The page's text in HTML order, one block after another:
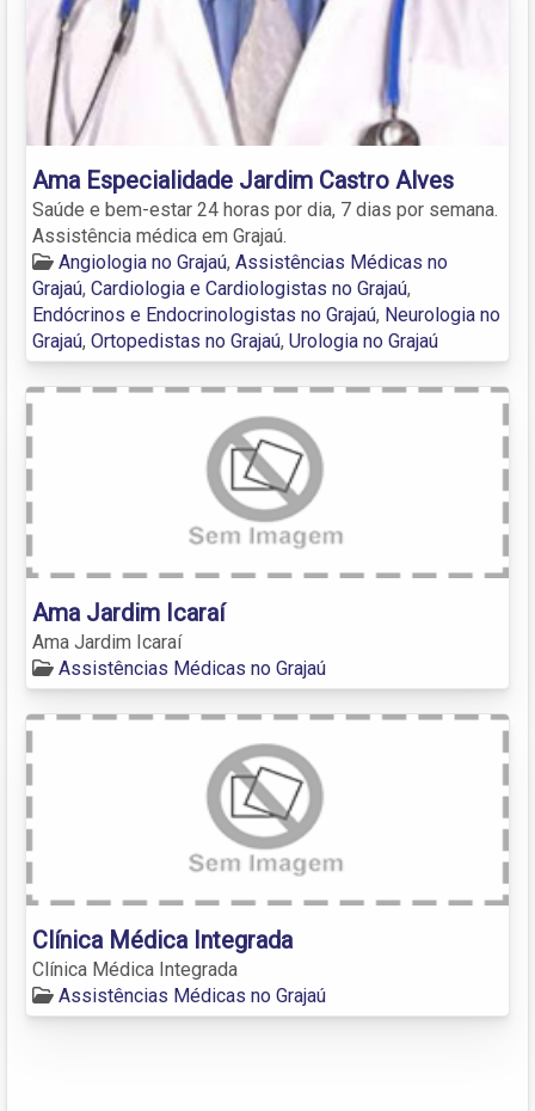
Ama Especialidade Jardim Castro Alves
Saúde e bem-estar 24 horas por dia, 7 dias por semana.
Assistência médica em Grajaú.
Angiologia no Grajaú, Assistências Médicas no
Grajaú, Cardiologia e Cardiologistas no Grajaú,
Endócrinos e Endocrinologistas no Grajaú, Neurologia no
Grajaú, Ortopedistas no Grajaú, Urologia no Grajaú
Ama Jardim Icaraí
Ama Jardim Icaraí
Assistências Médicas no Grajaú
Clínica Médica Integrada
Clínica Médica Integrada
Assistências Médicas no Grajaú